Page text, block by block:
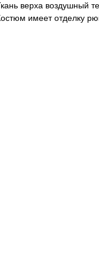
верха воздушный
имеет отделку